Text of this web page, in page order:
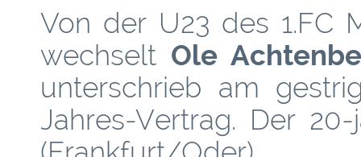
Von der U23 des 1.FC
wechselt Ole
unterschrieb am
Jahres-Vertrag. Der